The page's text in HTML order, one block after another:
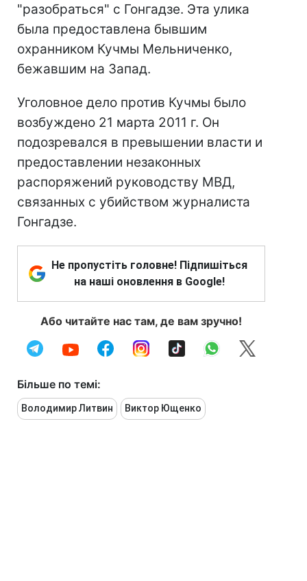
"разобраться" с Гонгадзе. Эта улика
была предоставлена бывшим
охранником Кучмы Мельниченко,
бежавшим на Запад.
Уголовное дело против Кучмы было
возбуждено 21 марта 2011 г. Он
подозревался в превышении власти и
предоставлении незаконных
распоряжений руководству МВД,
связанных с убийством журналиста
Гонгадзе.
Не пропустіть головне! Підпишіться
на наші оновлення в Google!
Або читайте нас там, де вам зручно!
Більше по темі:
Володимир Литвин Виктор Ющенко